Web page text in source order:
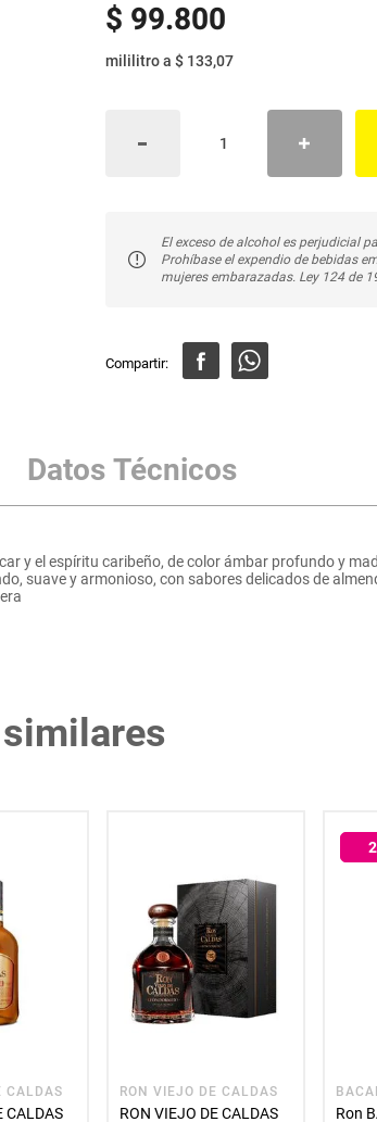
$ 99.800
mililitroa $ 133,07
El exceso de alcohol es perjudicial
Prohíbase el expendio de bebidas
mujeres embarazadas. Ley 124 de
Datos Técnicos
y el espíritu caribeño, de color ámbar profundo y
suave y armonioso, con sabores delicados de
CALDAS
CALDAS
RON VIEJO DE CALDAS
RON VIEJO DE CALDAS
Ron